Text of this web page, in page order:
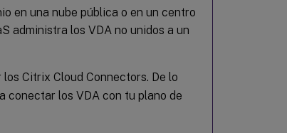
en una nube pública o en un centro
administra los VDA no unidos a un
Citrix Cloud Connectors. De lo
conectar los VDA con tu plano de